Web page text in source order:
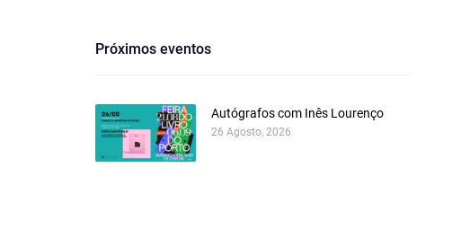
Próximos eventos
Autógrafos com Inês Lourenço
26 Agosto, 2026